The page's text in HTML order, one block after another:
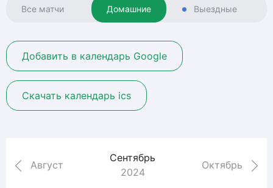
Все матчи Домашние Выездные
Добавить в календарь Google
Скачать календарь ics
Август
Сентябрь
2024
Октябрь